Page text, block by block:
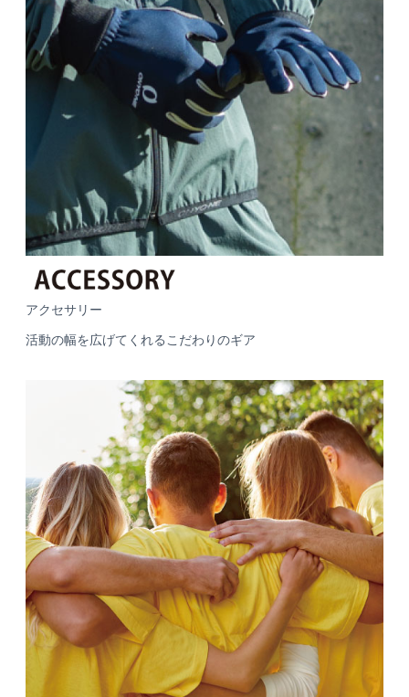
アクセサリー
活動の幅を広げてくれるこだわりのギア